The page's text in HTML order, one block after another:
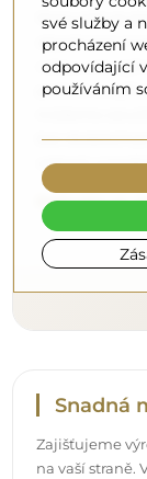
Nemusíte se
objednané
rukou, a to
parkem a
bez
velkých
Podívejte se,
Snadná
Zajišťujeme
na vaší straně.
své služby a
procházení
odpovídající
používáním